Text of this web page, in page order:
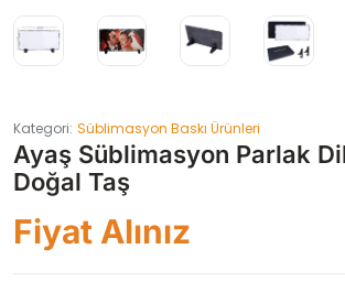
Kategori: Süblimasyon Baskı Ürünleri
Ayaş Süblimasyon Parlak
Doğal Taş
Fiyat Alınız